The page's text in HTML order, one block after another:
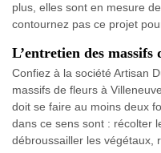
plus, elles sont en mesure
contournez pas ce projet
L’entretien des massifs
Confiez à la société Artisan
massifs de fleurs à
doit se faire au moins deux
dans ce sens sont : récolter
débroussailler les végétaux,